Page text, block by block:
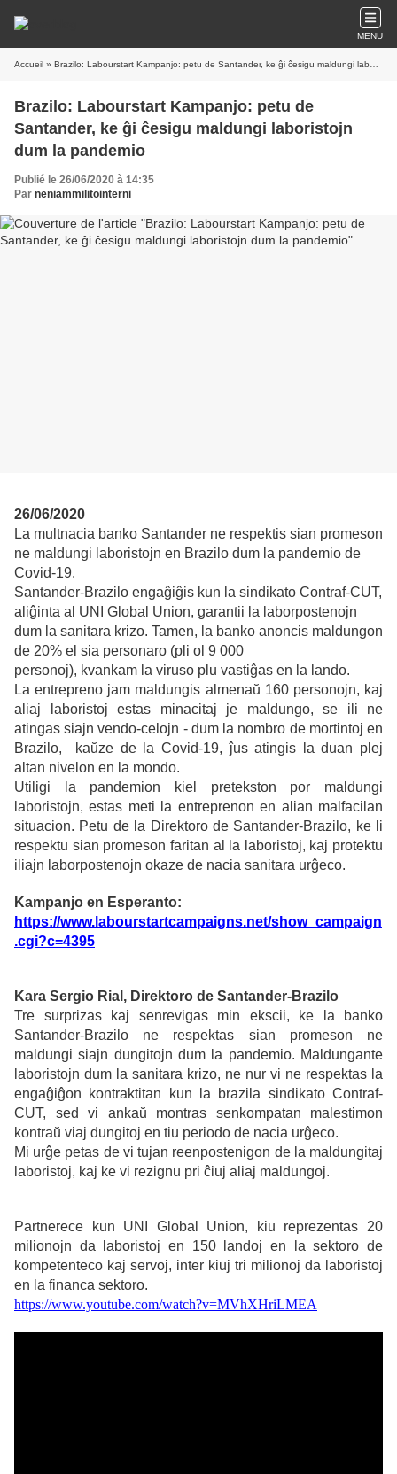
MENU
Accueil » Brazilo: Labourstart Kampanjo: petu de Santander, ke ĝi ĉesigu maldungi laboristojn dum la pandemio
Brazilo: Labourstart Kampanjo: petu de
Santander, ke ĝi ĉesigu maldungi laboristojn
dum la pandemio
Publié le 26/06/2020 à 14:35
Par neniammilitointerni
26/06/2020
La multnacia banko Santander ne respektis sian promeson
ne maldungi laboristojn en Brazilo dum la pandemio de
Covid-19.
Santander-Brazilo engaĝiĝis kun la sindikato Contraf-CUT,
aliĝinta al UNI Global Union, garantii la laborpostenojn
dum la sanitara krizo. Tamen, la banko anoncis maldungon
de 20% el sia personaro (pli ol 9 000
personoj), kvankam la viruso plu vastiĝas en la lando.
La entrepreno jam maldungis almenaŭ 160 personojn, kaj
aliaj laboristoj estas minacitaj je maldungo, se ili ne
atingas siajn vendo-celojn - dum la nombro de mortintoj en
Brazilo, kaŭze de la Covid-19, ĵus atingis la duan plej
altan nivelon en la mondo.
Utiligi la pandemion kiel pretekston por maldungi
laboristojn, estas meti la entreprenon en alian malfacilan
situacion. Petu de la Direktoro de Santander-Brazilo, ke li
respektu sian promeson faritan al la laboristoj, kaj protektu
iliajn laborpostenojn okaze de nacia sanitara urĝeco.
Kampanjo en Esperanto:
https://www.labourstartcampaigns.net/show_campaign
.cgi?c=4395
Kara Sergio Rial, Direktoro de Santander-Brazilo
Tre surprizas kaj senrevigas min ekscii, ke la banko
Santander-Brazilo ne respektas sian promeson ne
maldungi siajn dungitojn dum la pandemio. Maldungante
laboristojn dum la sanitara krizo, ne nur vi ne respektas la
engaĝiĝon kontraktitan kun la brazila sindikato Contraf-
CUT, sed vi ankaŭ montras senkompatan malestimon
kontraŭ viaj dungitoj en tiu periodo de nacia urĝeco.
Mi urĝe petas de vi tujan reenpostenigon de la maldungitaj
laboristoj, kaj ke vi rezignu pri ĉiuj aliaj maldungoj.
Partnerece kun UNI Global Union, kiu reprezentas 20
milionojn da laboristoj en 150 landoj en la sektoro de
kompetenteco kaj servoj, inter kiuj tri milionoj da laboristoj
en la financa sektoro.
https://www.youtube.com/watch?v=MVhXHriLMEA